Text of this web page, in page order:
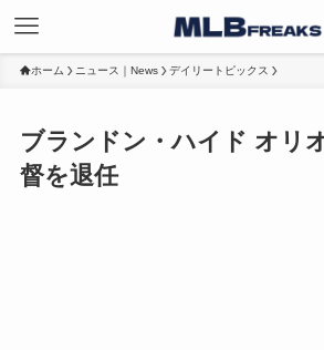
ホーム ニュース｜News デイリートピックス
ブランドン・ハイド オリ
督を退任